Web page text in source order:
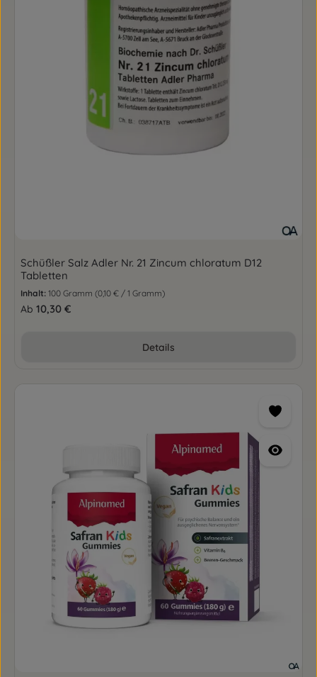
Schüßler Salz Adler Nr. 21 Zincum chloratum D12
Tabletten
Inhalt: 100 Gramm (0,10 € / 1 Gramm)
Regulärer Preis:
Ab 10,30 €
Details